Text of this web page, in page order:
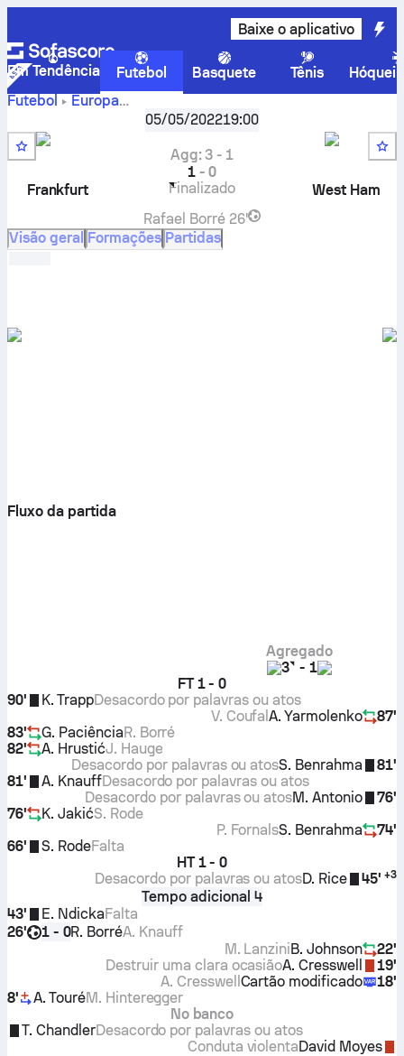
Baixe o aplicativo
Em Tendência Futebol Basquete Tênis
Hóquei
Futebol
Europa
UEFA Liga Europa, Fase eliminatória
Eintracht Frankfurt
placar ao vivo,
resultados H2H, classificações e previsões
05/05/202219:00
Frankfurt
Agg: 3 - 1
1-0
Finalizado
West Ham
Rafael Borré 26'
Visão geral Formações Partidas
Fluxo da partida
Agregado
3 - 1
FT 1 - 0
90'
K. TrappDesacordo por palavras ou atos
87'
A. Yarmolenko
V. Coufal
83'
G. PaciênciaR. Borré
82'
A. HrustićJ. Hauge
81'
S. Benrahma
Desacordo por palavras ou atos
81'
A. KnauffDesacordo por palavras ou atos
76'
M. Antonio
Desacordo por palavras ou atos
76'
K. JakićS. Rode
74'
S. Benrahma
P. Fornals
66'
S. RodeFalta
HT 1 - 0
45' +3
D. Rice
Desacordo por palavras ou atos
Tempo adicional 4
43'
E. NdickaFalta
26'
1 - 0R. BorréA. Knauff
22'
B. Johnson
M. Lanzini
19'
A. Cresswell
Destruir uma clara ocasião
18'
Cartão modificado
A. Cresswell
8'
A. TouréM. Hinteregger
No banco
T. ChandlerDesacordo por palavras ou atos
David Moyes
Conduta violenta